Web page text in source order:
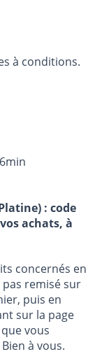
à conditions.
: code
achats, à
concernés en
pas remisé sur
puis en
sur la page
vous
à vous.